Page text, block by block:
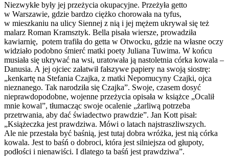
Niezwykłe były jej przeżycia okupacyjne. Przeżyła getto
w Warszawie, gdzie bardzo ciężko chorowała na tyfus,
w mieszkaniu na ulicy Siennej z nią i jej mężem ukrywał się też
malarz Roman Kramsztyk. Bella pisała wiersze, prowadziła
kawiarnię, potem trafiła do getta w Otwocku, gdzie na własne oczy
widziało podobno śmierć matki poety Juliana Tuwima. W końcu
musiała się ukrywać na wsi, uratowała ją nastoletnia córka kowala –
Danusia. A jej ojciec załatwił fałszywe papiery na swoją siostrę:
„kenkartę na Stefania Czajka, z matki Nepomucyny Czajki, ojca
nieznanego. Tak narodziła się Czajka”. Swoje, czasem dosyć
nieprawdopodobne, wojenne przeżycia opisała w książce „Ocalił
mnie kowal”, tłumacząc swoje ocalenie „żarliwą potrzeba
przetrwania, aby dać świadectwo prawdzie”. Jan Kott pisał:
„Książeczka jest prawdziwa. Mówi o latach najstraszliwszych.
Ale nie przestała być baśnią, jest tutaj dobra wróżka, jest nią córka
kowala. Jest to baśń o dobroci, która jest silniejsza od głupoty,
podłości i nienawiści. I dlatego ta baśń jest prawdziwa”.